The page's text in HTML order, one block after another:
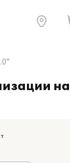
на